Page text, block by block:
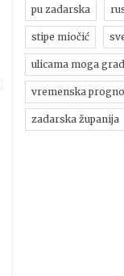
pu zadarska
stipe miočić
ulicama moga
vremenska
zadarska županija